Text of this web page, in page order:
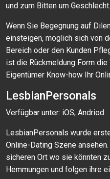
und zum Bitten um Geschlecht. ​​
Wenn Sie Begegnung auf
einsteigen, möglich sich von
Bereich oder den Kunden
ist die Rückmeldung Form
Eigentümer Know-how Ihr
LesbianPersonals
Verfügbar unter: iOS, Andriod
LesbianPersonals wurde
Online-Dating Szene
sicheren Ort wo sie könnten
Hemmungen und folgen ihre